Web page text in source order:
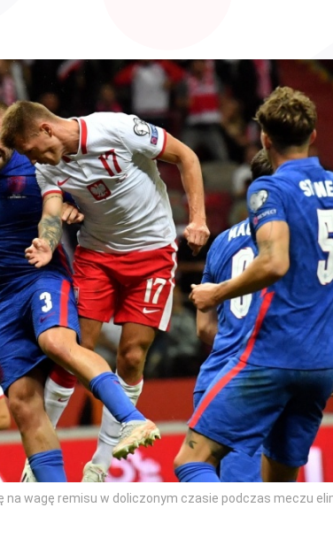
na wagę remisu w doliczonym czasie podczas meczu